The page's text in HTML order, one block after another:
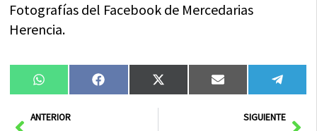
Fotografías del Facebook de Mercedarias
Herencia.
Compartir
en
WhatsAppCompartir
en
FacebookCompartir
en
X
(Twitter)
Compartir
en
Email
en
AntANTERIOR SIGUIENTE